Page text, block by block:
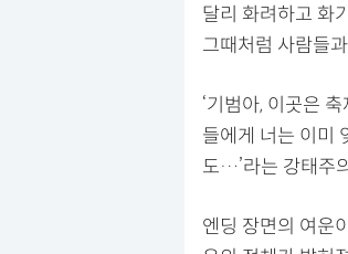
달리 화려하고 화
그때처럼 사람들
‘기범아, 이곳은
들에게 너는 이미
도…’라는 강태주
엔딩 장면의 여운